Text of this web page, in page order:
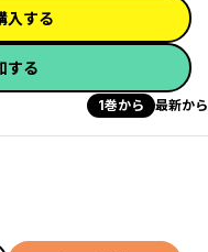
入する
する
1巻から 最新から